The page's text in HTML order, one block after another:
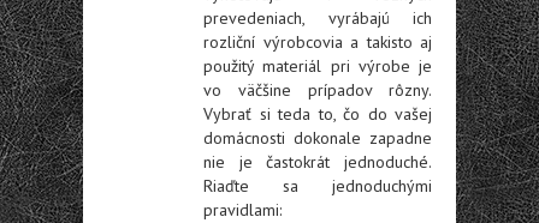
prevedeniach, vyrábajú ich
rozliční výrobcovia a takisto aj
použitý materiál pri výrobe je
vo väčšine prípadov rôzny.
Vybrať si teda to, čo do vašej
domácnosti dokonale zapadne
nie je častokrát jednoduché.
Riaďte sa jednoduchými
pravidlami: